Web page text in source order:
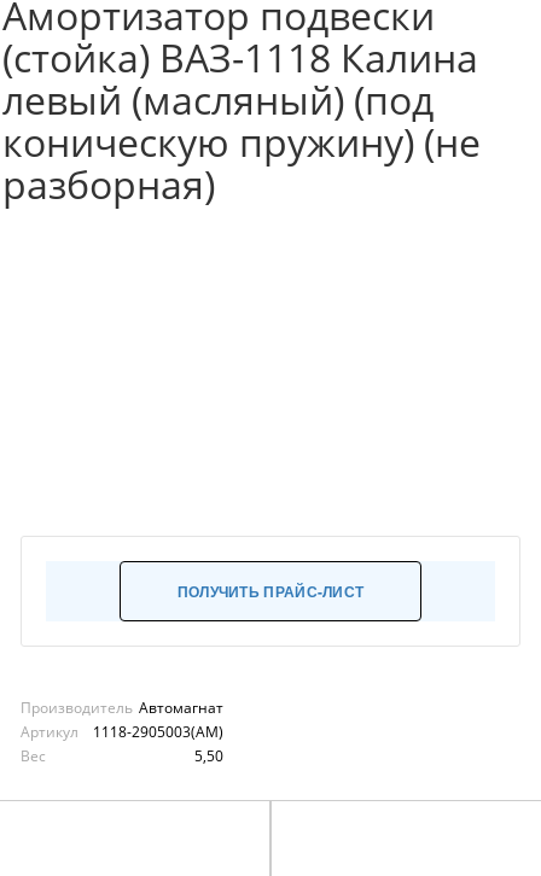
Амортизатор подвески
(стойка) ВАЗ-1118 Калина
левый (масляный) (под
коническую пружину) (не
разборная)
ПОЛУЧИТЬ ПРАЙС-ЛИСТ
Производитель Автомагнат
Артикул
1118-2905003(АМ)
Вес
5,50